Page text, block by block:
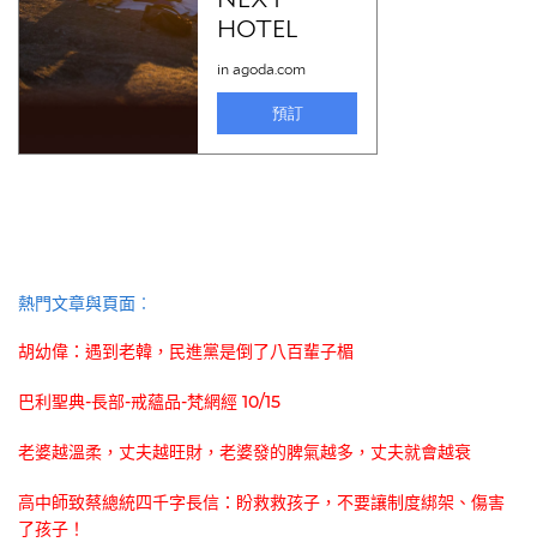
熱門文章與頁面︰
胡幼偉：遇到老韓，民進黨是倒了八百輩子楣
巴利聖典-長部-戒蘊品-梵網經 10/15
老婆越溫柔，丈夫越旺財，老婆發的脾氣越多，丈夫就會越衰
高中師致蔡總統四千字長信：盼救救孩子，不要讓制度綁架、傷害
了孩子！